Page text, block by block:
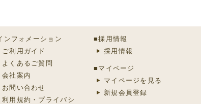
ンフォメーション
ご利用ガイド
よくあるご質問
会社案内
お問い合わせ
利用規約・プライバシ
■採用情報
採用情報
■マイページ
マイページを見る
新規会員登録